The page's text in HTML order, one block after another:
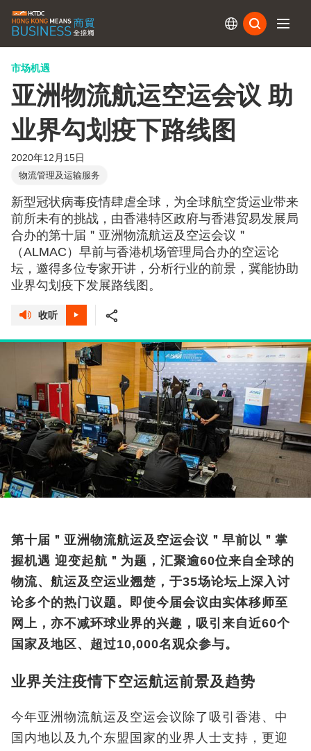
市场机遇
亚洲物流航运空运会议 助
业界勾划疫下路线图
2020年12月15日
物流管理及运输服务
新型冠状病毒疫情肆虐全球，为全球航空货运业带来
前所未有的挑战，由香港特区政府与香港贸易发展局
合办的第十届＂亚洲物流航运及空运会议＂
（ALMAC）早前与香港机场管理局合办的空运论
坛，邀得多位专家开讲，分析行业的前景，冀能协助
业界勾划疫下发展路线图。
收听
第十届＂亚洲物流航运及空运会议＂早前以＂掌
握机遇 迎变起航＂为题，汇聚逾60位来自全球的
物流、航运及空运业翘楚，于35场论坛上深入讨
论多个的热门议题。即使今届会议由实体移师至
网上，亦不减环球业界的兴趣，吸引来自近60个
国家及地区、超过10,000名观众参与。
业界关注疫情下空运航运前景及趋势
今年亚洲物流航运及空运会议除了吸引香港、中
国内地以及九个东盟国家的业界人士支持，更迎